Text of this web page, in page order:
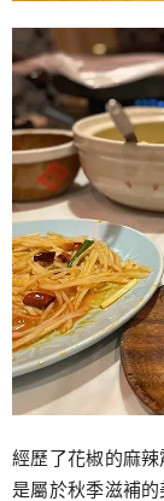
經歷了花椒的麻
是屬於秋季滋補